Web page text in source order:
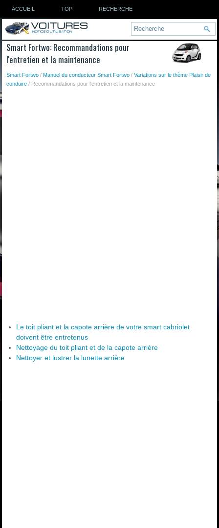
ACCUEIL TOP RECHERCHE
Smart Fortwo: Recommandations pour
l'entretien et la maintenance
Smart Fortwo /Manuel du conducteur Smart Fortwo /Variations sur le thème Plaisir de
conduire / Recommandations pour l'entretien et la maintenance
Le toit pliant et la capote arrière de votre smart cabriolet
doivent être entretenus
Nettoyage du toit pliant et de la capote arrière
Nettoyer et lustrer la lunette arrière